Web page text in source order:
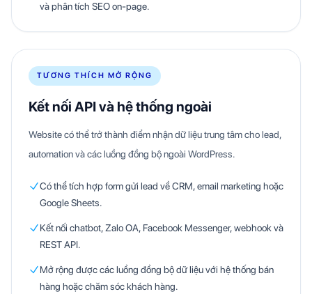
và phân tích SEO on-page.
TƯƠNG THÍCH MỞ RỘNG
Kết nối API và hệ thống ngoài
Website có thể trở thành điểm nhận dữ liệu trung tâm cho lead,
automation và các luồng đồng bộ ngoài WordPress.
Có thể tích hợp form gửi lead về CRM, email marketing hoặc
Google Sheets.
Kết nối chatbot, Zalo OA, Facebook Messenger, webhook và
REST API.
Mở rộng được các luồng đồng bộ dữ liệu với hệ thống bán
hàng hoặc chăm sóc khách hàng.